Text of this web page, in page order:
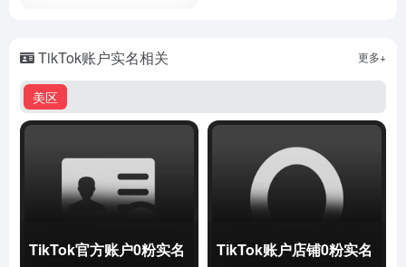
TikTok账户实名相关
美区
更多+
TikTok官方账户0粉实名 TikTok账户店铺0粉实名